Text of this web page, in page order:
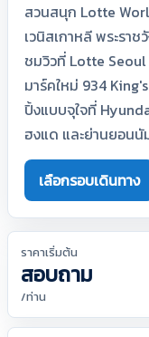
สวนสนุก Lotte
เวนิสเกาหลี พระรา
ชมวิวที่ Lotte
มาร์คใหม่ 934
ปิ้งแบบจุใจที่
ฮงแด และย่านยอน
เลือกรอบเดินทาง
ราคาเริ่มต้น
สอบถาม
/ท่าน